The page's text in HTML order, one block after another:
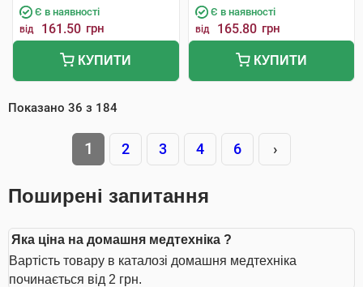
Є в наявності
від 161.50 грн
КУПИТИ
Є в наявності
від 165.80 грн
КУПИТИ
Показано 36 з 184
1 2 3 4 6 ›
Поширені запитання
Яка ціна на домашня медтехніка ?
Вартість товару в каталозі домашня медтехніка
починається від 2 грн.